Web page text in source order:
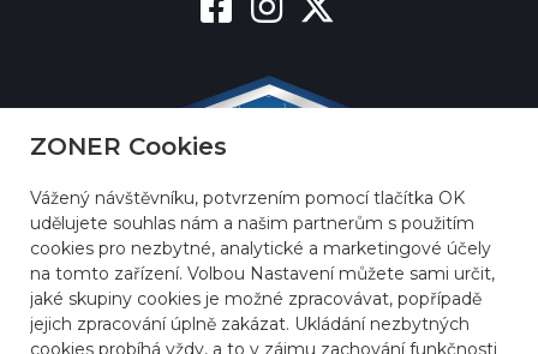
ZONER Cookies
Vážený návštěvníku, potvrzením pomocí tlačítka OK
udělujete souhlas nám a našim partnerům s použitím
cookies pro nezbytné, analytické a marketingové účely
na tomto zařízení. Volbou Nastavení můžete sami určit,
jaké skupiny cookies je možné zpracovávat, popřípadě
jejich zpracování úplně zakázat. Ukládání nezbytných
cookies probíhá vždy, a to v zájmu zachování funkčnosti